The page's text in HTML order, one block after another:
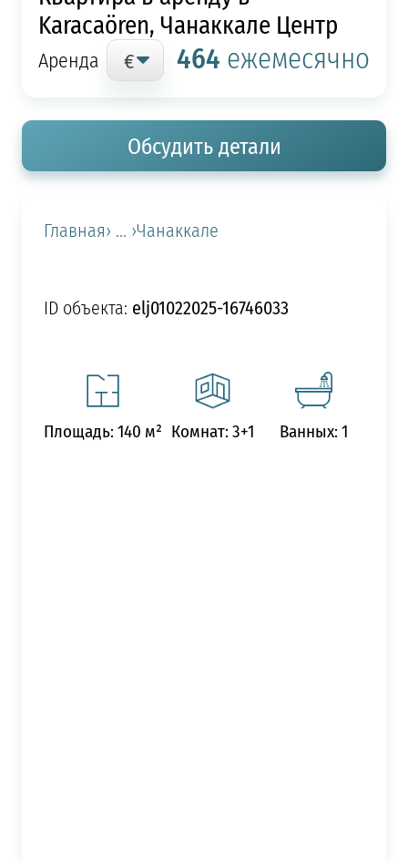
Karacaören, Чанаккале Центр
Аренда 464 ежемесячно
Обсудить детали
Главная› ... ›Чанаккале
ID объекта: elj01022025-16746033
Площадь: 140 м² Комнат: 3+1 Ванных: 1